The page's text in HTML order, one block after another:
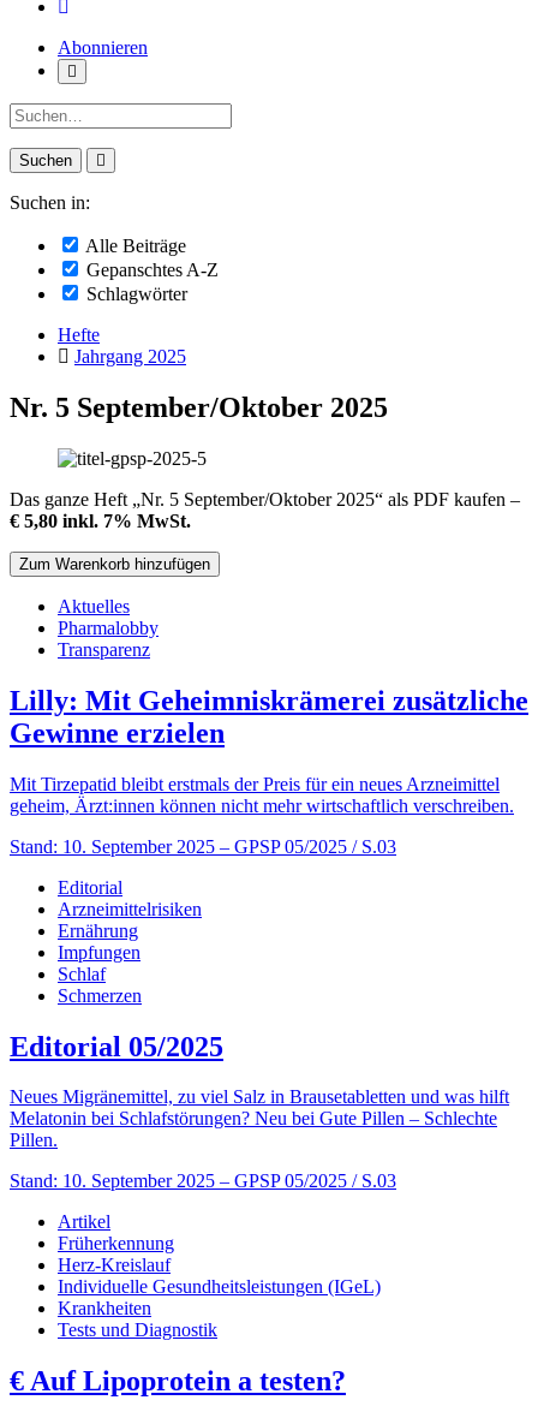
Abonnieren
Suche:
Suchen in:
Alle Beiträge
Gepanschtes A-Z
Schlagwörter
Hefte
Jahrgang 2025
Nr. 5 September/Oktober 2025
Das ganze Heft „Nr. 5 September/Oktober 2025“ als PDF kaufen –
€ 5,80 inkl. 7% MwSt.
Aktuelles
Pharmalobby
Transparenz
Lilly: Mit Geheimniskrämerei zusätzliche
Gewinne erzielen
Mit Tirzepatid bleibt erstmals der Preis für ein neues Arzneimittel
geheim, Ärzt:innen können nicht mehr wirtschaftlich verschreiben.
Stand: 10. September 2025 – GPSP 05/2025 / S.03
Editorial
Arzneimittelrisiken
Ernährung
Impfungen
Schlaf
Schmerzen
Editorial 05/2025
Neues Migränemittel, zu viel Salz in Brausetabletten und was hilft
Melatonin bei Schlafstörungen? Neu bei Gute Pillen – Schlechte
Pillen.
Stand: 10. September 2025 – GPSP 05/2025 / S.03
Artikel
Früherkennung
Herz-Kreislauf
Individuelle Gesundheitsleistungen (IGeL)
Krankheiten
Tests und Diagnostik
€Auf Lipoprotein a testen?